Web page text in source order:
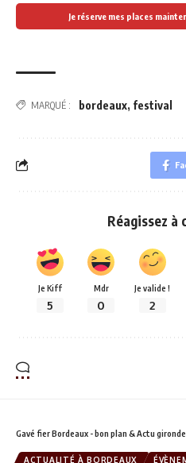
Je réserve mes places
MARQUÉ : bordeaux, festival
Réagissez à
Je Kiff
5
Mdr
0
Je valide !
2
Gavé fier Bordeaux - bon plan & Actu
ACTUALITÉ À BORDEAUX